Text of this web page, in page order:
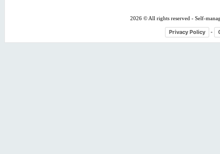
2026 © All rights reserved - Self-
Privacy Policy -